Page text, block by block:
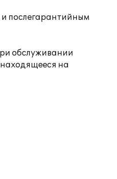
послегарантийным
обслуживании
на